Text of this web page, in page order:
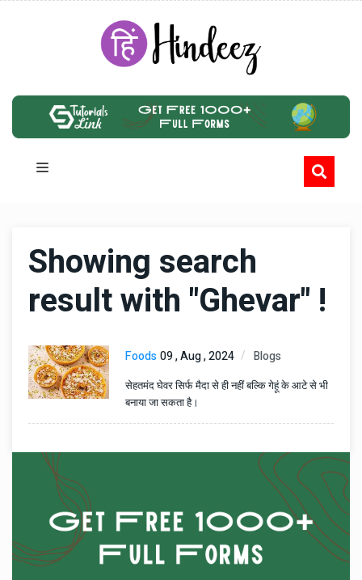
Showing search
result with "Ghevar" !
Foods09 , Aug , 2024 Blogs
सेहतमंद घेवर सिर्फ मैदा से ही नहीं बल्कि गेहूं के आटे से भी
बनाया जा सकता है।